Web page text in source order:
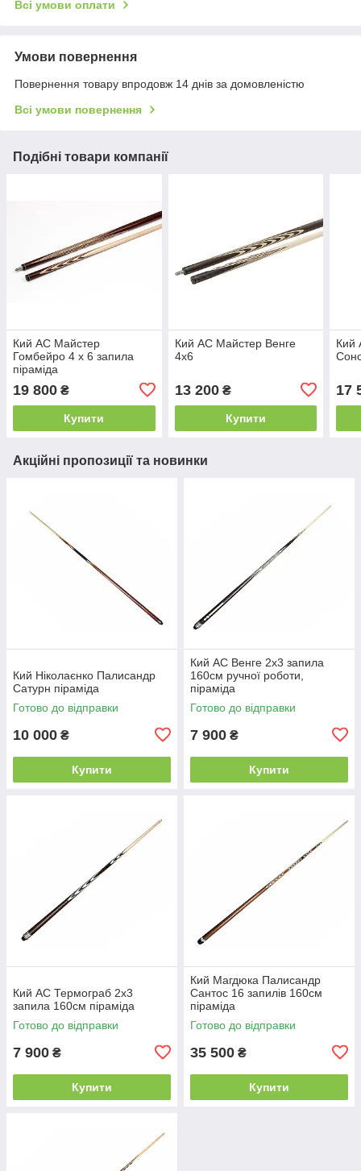
Всі умови оплати
Умови повернення
Повернення товару впродовж 14 днів за домовленістю
Всі умови повернення
Подібні товари компанії
Кий АС Майстер
Гомбейро 4 х 6 запила
піраміда
19 800 ₴
Купити
Кий АС Майстер Венге
4х6
13 200₴
Купити
Кий
17
Акційні пропозиції та новинки
Кий Ніколаєнко Палисандр
Сатурн піраміда
Готово до відправки
10 000 ₴
Купити
Кий АС Венге 2х3 запила
160см ручної роботи,
піраміда
Готово до відправки
7 900 ₴
Купити
Кий АС Термограб 2х3
запила 160см піраміда
Готово до відправки
7 900 ₴
Купити
Кий Магдюка Палисандр
Сантос 16 запилів 160см
піраміда
Готово до відправки
35 500 ₴
Купити